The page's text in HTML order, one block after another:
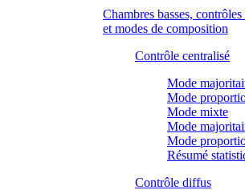
Chambres basses,
et modes de composition
Contrôle centralisé
Mode
Mode
Mode mixte
Mode
Mode
Résumé
Contrôle diffus